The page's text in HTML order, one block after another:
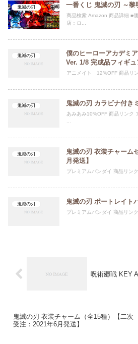
鬼滅の刃 一番くじ 鬼滅の刃 ～黎
商品検索 Amazon 商品詳細 ■
店：ロ...
鬼滅の刃
僕のヒーローアカデミ
Ver. 1/8 完成品フィギュ
アニメイト 12%OFF 商品リ
鬼滅の刃 鬼滅の刃 カラビナ付き
あみあみ10%OFF 商品リンク
鬼滅の刃
鬼滅の刃 衣装チャーム
月発送】
プレミアムバンダイ 商品リンク
鬼滅の刃 鬼滅の刃 ポートレイト
プレミアムバンダイ 商品リンク
呪術廻戦 KEY
鬼滅の刃 衣装チャーム（全15種）【二次
受注：2021年6月発送】